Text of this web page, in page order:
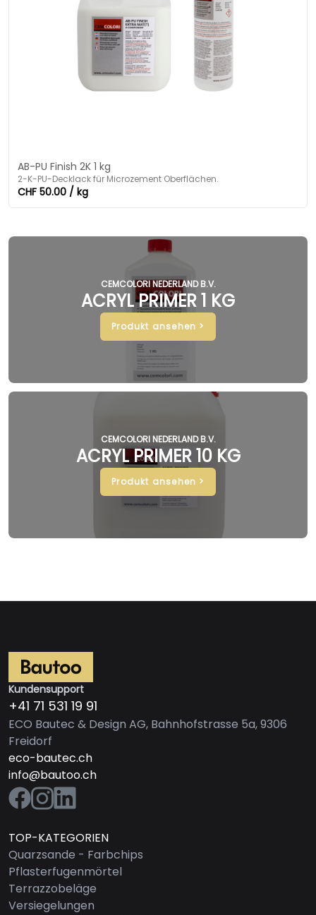
AB-PU Finish 2K 1 kg
2-K-PU-Decklack für Microzement Oberflächen.
CHF 50.00 / kg
CEMCOLORI NEDERLAND B.V.
ACRYL PRIMER 1 KG
Produkt ansehen >
CEMCOLORI NEDERLAND B.V.
ACRYL PRIMER 10 KG
Produkt ansehen >
Kundensupport
+41 71 531 19 91
ECO Bautec & Design AG, Bahnhofstrasse 5a, 9306
Freidorf
eco-bautec.ch
info@bautoo.ch
TOP-KATEGORIEN
Quarzsande - Farbchips
Pflasterfugenmörtel
Terrazzobeläge
Versiegelungen